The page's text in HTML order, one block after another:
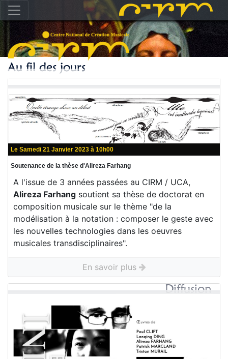
Le Samedi 21 Janvier 2023 à 10h00
Soutenance de la thèse d'Alireza Farhang
A l'issue de 3 années passées au CIRM / UCA,
Alireza Farhang soutient sa thèse de doctorat en
composition musicale sur le thème "de la
modélisation à la notation : composer le geste avec
les nouvelles technologies dans les oeuvres
musicales transdisciplinaires".
En savoir plus